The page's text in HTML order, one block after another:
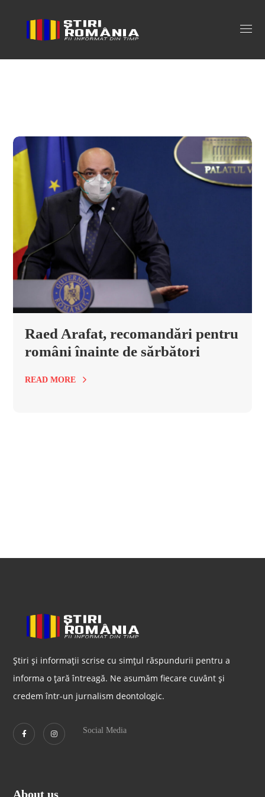
seful DSU Tag
Raed Arafat, recomandări pentru
români înainte de sărbători
READ MORE
Știri și informații scrise cu simțul răspundurii pentru a
informa o țară întreagă. Ne asumăm fiecare cuvânt și
credem într-un jurnalism deontologic.
Social Media
About us